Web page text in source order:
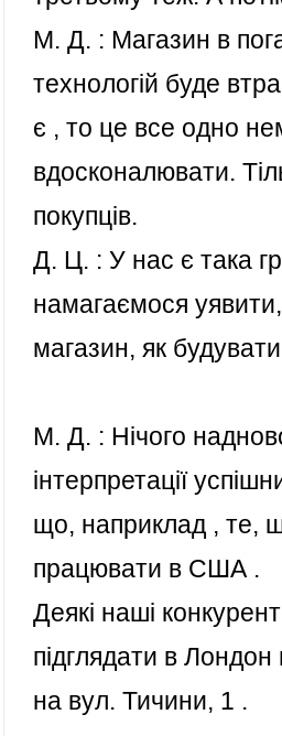
М. Д. : Магазин в
технологій буде
є , то це все одно
вдосконалювати.
покупців.
Д. Ц. : У нас є така
намагаємося
магазин, як
М. Д. : Нічого
інтерпретації
що, наприклад , те,
працювати в США .
Деякі наші
підглядати в
на вул. Тичини, 1 .